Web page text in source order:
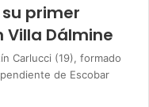
primer
Dálmine
Carlucci (19), formado
de Escobar